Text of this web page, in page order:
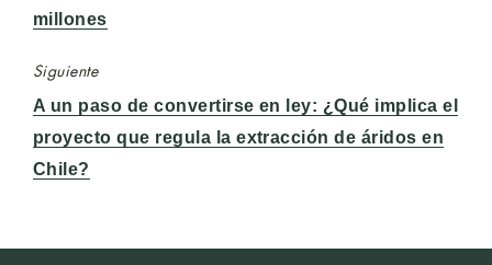
millones
Siguiente
Entrada
siguiente:
A un paso de convertirse en ley: ¿Qué implica el
proyecto que regula la extracción de áridos en
Chile?